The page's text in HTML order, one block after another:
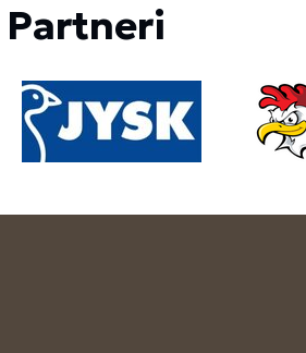
Partneri